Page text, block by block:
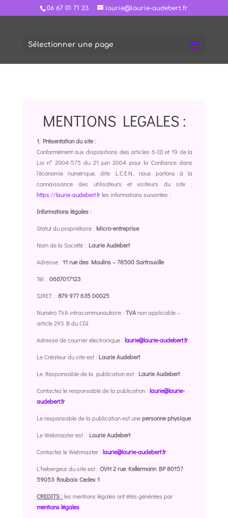
06 67 01 71 23 laurie@laurie-audebert.fr
Sélectionner une page
MENTIONS LEGALES :
1. Présentation du site :
Conformément aux dispositions des articles 6-III et 19 de la
Loi n° 2004-575 du 21 juin 2004 pour la Confiance dans
l’économie numérique, dite L.C.E.N., nous portons à la
connaissance des utilisateurs et visiteurs du site :
https://laurie-audebert.frles informations suivantes :
Informations légales :
Statut du propriétaire : Micro-entreprise
Nom de la Société : Laurie Audebert
Adresse : 11 rue des Moulins – 78500 Sartrouville
Tél : 0667017123
SIRET : 879 977 635 00025
Numéro TVA intracommunautaire : TVAnon applicable –
article 293 B du CGI
Adresse de courrier électronique : laurie@laurie-audebert.fr
Le Créateur du site est : Laurie Audebert
Le Responsable de la publication est : Laurie Audebert
Contactez le responsable de la publication : laurie@laurie-
audebert.fr
Le responsable de la publication est unepersonne physique
Le Webmaster est : Laurie Audebert
Contactez le Webmaster : laurie@laurie-audebert.fr
L’hebergeur du site est : OVH 2 rue Kellermann BP 80157
59053 Roubaix Cedex 1
CREDITS :les mentions légales ont étés générées par
mentions légales